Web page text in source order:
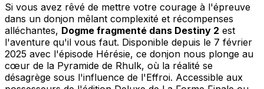
Si vous avez rêvé de mettre votre courage à l'épreuve
dans un donjon mêlant complexité et récompenses
alléchantes, Dogme fragmenté dans Destiny 2 est
l'aventure qu'il vous faut. Disponible depuis le 7 février
2025 avec l'épisode Hérésie, ce donjon nous plonge au
cœur de la Pyramide de Rhulk, où la réalité se
désagrège sous l'influence de l'Effroi. Accessible aux